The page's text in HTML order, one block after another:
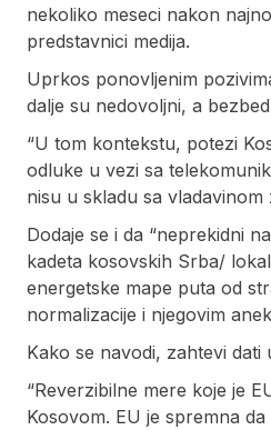
nekoliko meseci nakon
predstavnici medija.
Uprkos ponovljenim
dalje su nedovoljni, a
“U tom kontekstu, potezi
odluke u vezi sa
nisu u skladu sa
Dodaje se i da “neprekidni
kadeta kosovskih Srba/
energetske mape puta od
normalizacije i njegovim
Kako se navodi, zahtevi
“Reverzibilne mere koje je
Kosovom. EU je spremna